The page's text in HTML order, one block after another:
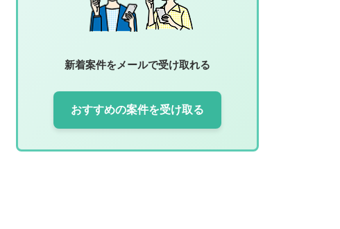
新着案件をメールで受け取れる
おすすめの案件を受け取る